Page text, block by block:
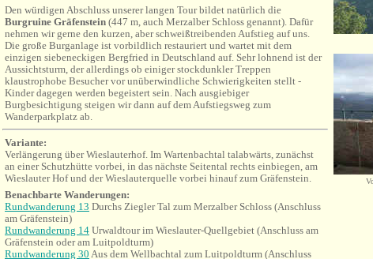
Den würdigen Abschluss unserer langen Tour bildet natürlich die
Burgruine Gräfenstein (447 m, auch Merzalber Schloss genannt). Dafür
nehmen wir gerne den kurzen, aber schweißtreibenden Aufstieg auf uns.
Die große Burganlage ist vorbildlich restauriert und wartet mit dem
einzigen siebeneckigen Bergfried in Deutschland auf. Sehr lohnend ist der
Aussichtsturm, der allerdings ob einiger stockdunkler Treppen
klaustrophobe Besucher vor unüberwindliche Schwierigkeiten stellt -
Kinder dagegen werden begeistert sein. Nach ausgiebiger
Burgbesichtigung steigen wir dann auf dem Aufstiegsweg zum
Wanderparkplatz ab.
Variante:
Verlängerung über Wieslauterhof. Im Wartenbachtal talabwärts, zunächst
an einer Schutzhütte vorbei, in das nächste Seitental rechts einbiegen, am
Wieslauter Hof und der Wieslauterquelle vorbei hinauf zum Gräfenstein.
Benachbarte Wanderungen:
Rundwanderung 13 Durchs ZieglerTal zum Merzalber Schloss (Anschluss
am Gräfenstein)
Rundwanderung 14 Urwaldtour im Wieslauter-Quellgebiet (Anschluss am
Gräfenstein oder am Luitpoldturm)
Rundwanderung 30 Aus dem Wellbachtal zum Luitpoldturm (Anschluss
V